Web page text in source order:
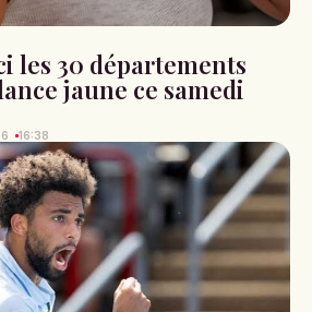
les 30 départements
jaune ce samedi
16:38